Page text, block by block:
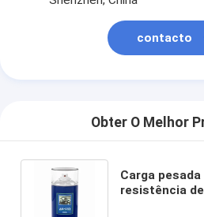
contacto
Obter O Melhor
Carga
resistência